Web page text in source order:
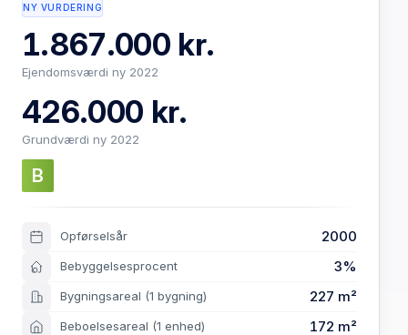
NY VURDERING
1.867.000 kr.
Ejendomsværdi ny 2022
426.000 kr.
Grundværdi ny 2022
B
Opførselsår 2000
Bebyggelsesprocent 3%
Bygningsareal (1 bygning) 227 m²
Beboelsesareal (1 enhed) 172 m²